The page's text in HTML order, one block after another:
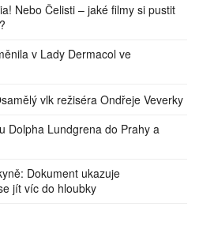
Nebo Čelisti – jaké filmy si pustit
v Lady Dermacol ve
vlk režiséra Ondřeje Veverky
Dolpha Lundgrena do Prahy a
Dokument ukazuje
jít víc do hloubky